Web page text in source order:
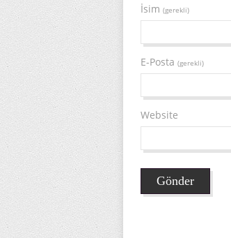
İsim (gerekli)
E-Posta (gerekli)
Website